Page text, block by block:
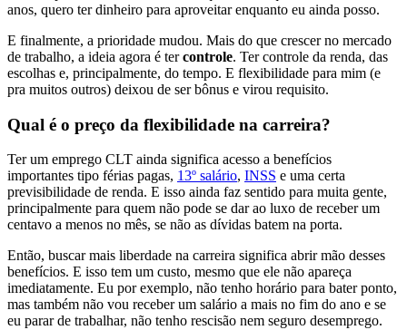
anos, quero ter dinheiro para aproveitar enquanto eu ainda posso.
E finalmente, a prioridade mudou. Mais do que crescer no mercado
de trabalho, a ideia agora é tercontrole. Ter controle da renda, das
escolhas e, principalmente, do tempo. E flexibilidade para mim (e
pra muitos outros) deixou de ser bônus e virou requisito.
Qual é o preço da flexibilidade na carreira?
Ter um emprego CLT ainda significa acesso a benefícios
importantes tipo férias pagas, 13º salário, INSS e uma certa
previsibilidade de renda. E isso ainda faz sentido para muita gente,
principalmente para quem não pode se dar ao luxo de receber um
centavo a menos no mês, se não as dívidas batem na porta.
Então, buscar mais liberdade na carreira significa abrir mão desses
benefícios. E isso tem um custo, mesmo que ele não apareça
imediatamente. Eu por exemplo, não tenho horário para bater ponto,
mas também não vou receber um salário a mais no fim do ano e se
eu parar de trabalhar, não tenho rescisão nem seguro desemprego.